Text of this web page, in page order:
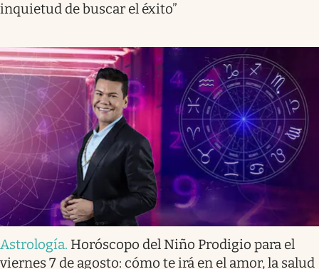
inquietud de buscar el éxito”
Astrología. Horóscopo del Niño Prodigio para el
viernes 7 de agosto: cómo te irá en el amor, la salud